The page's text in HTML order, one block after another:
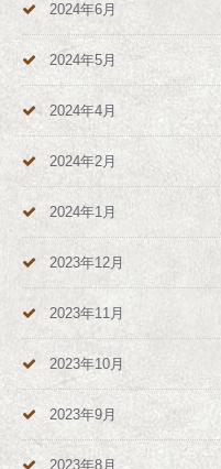
2024年6月
2024年5月
2024年4月
2024年2月
2024年1月
2023年12月
2023年11月
2023年10月
2023年9月
2023年8月